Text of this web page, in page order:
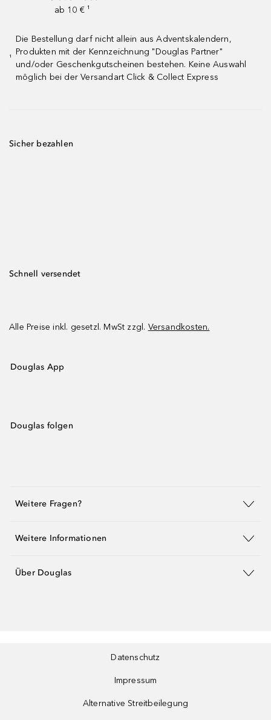
ab 10 € ¹
¹
Die Bestellung darf nicht allein aus Adventskalendern,
Produkten mit der Kennzeichnung "Douglas Partner"
und/oder Geschenkgutscheinen bestehen. Keine Auswahl
möglich bei der Versandart Click & Collect Express
Sicher bezahlen
Schnell versendet
Alle Preise inkl. gesetzl. MwSt zzgl. Versandkosten.
Douglas App
Douglas folgen
Weitere Fragen?
Weitere Informationen
Über Douglas
Datenschutz
Impressum
Alternative Streitbeilegung